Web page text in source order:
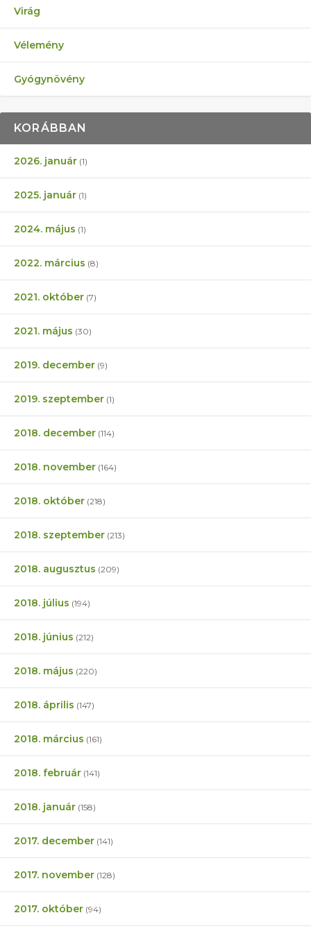
Virág
Vélemény
Gyógynövény
KORÁBBAN
2026. január (1)
2025. január (1)
2024. május (1)
2022. március (8)
2021. október (7)
2021. május (30)
2019. december (9)
2019. szeptember (1)
2018. december (114)
2018. november (164)
2018. október (218)
2018. szeptember (213)
2018. augusztus (209)
2018. július (194)
2018. június (212)
2018. május (220)
2018. április (147)
2018. március (161)
2018. február (141)
2018. január (158)
2017. december (141)
2017. november (128)
2017. október (94)